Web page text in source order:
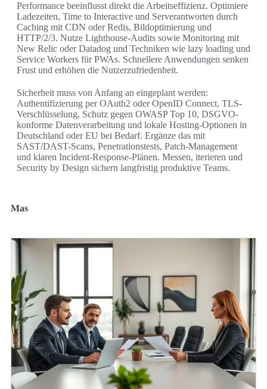
Performance beeinflusst direkt die Arbeitseffizienz. Optimiere
Ladezeiten, Time to Interactive und Serverantworten durch
Caching mit CDN oder Redis, Bildoptimierung und
HTTP/2/3. Nutze Lighthouse-Audits sowie Monitoring mit
New Relic oder Datadog und Techniken wie lazy loading und
Service Workers für PWAs. Schnellere Anwendungen senken
Frust und erhöhen die Nutzerzufriedenheit.
Sicherheit muss von Anfang an eingeplant werden:
Authentifizierung per OAuth2 oder OpenID Connect, TLS-
Verschlüsselung, Schutz gegen OWASP Top 10, DSGVO-
konforme Datenverarbeitung und lokale Hosting-Optionen in
Deutschland oder EU bei Bedarf. Ergänze das mit
SAST/DAST-Scans, Penetrationstests, Patch-Management
und klaren Incident-Response-Plänen. Messen, iterieren und
Security by Design sichern langfristig produktive Teams.
Mas